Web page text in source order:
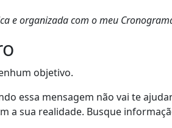
e organizada com o meu
objetivo.
essa mensagem não vai te
a sua realidade. Busque